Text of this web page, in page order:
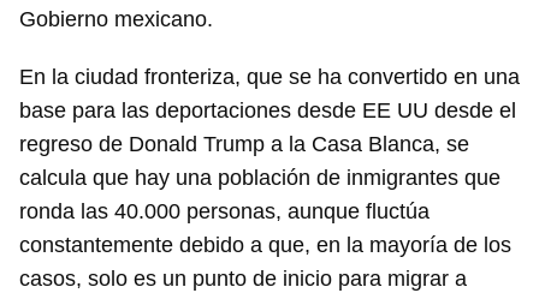
Para poder guardar como favorito, primero has de
iniciar sesión con tu cuenta de 14ymedio.
INICIAR SESIÓN CANCELAR
Gobierno mexicano.
En la ciudad fronteriza, que se ha convertido en una
base para las deportaciones desde EE UU desde el
regreso de Donald Trump a la Casa Blanca, se
calcula que hay una población de inmigrantes que
ronda las 40.000 personas, aunque fluctúa
constantemente debido a que, en la mayoría de los
casos, solo es un punto de inicio para migrar a